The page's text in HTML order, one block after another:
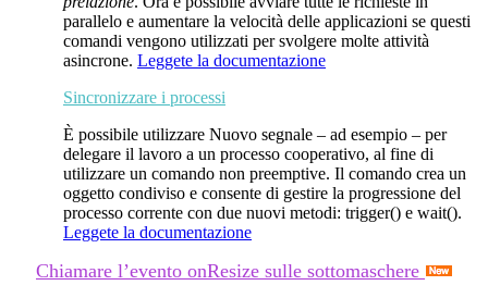
parallelo e aumentare la velocità delle applicazioni se questi
comandi vengono utilizzati per svolgere molte attività
asincrone. Leggete la documentazione
Sincronizzare i processi
È possibile utilizzare Nuovo segnale – ad esempio – per
delegare il lavoro a un processo cooperativo, al fine di
utilizzare un comando non preemptive. Il comando crea un
oggetto condiviso e consente di gestire la progressione del
processo corrente con due nuovi metodi: trigger() e wait().
Leggete la documentazione
Chiamare l’evento onResize sulle sottomaschere